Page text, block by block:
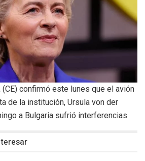
(CE) confirmó este lunes que el avión
de la institución, Ursula von der
a Bulgaria sufrió interferencias